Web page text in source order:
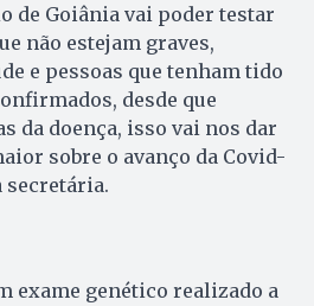
de Goiânia vai poder testar
não estejam graves,
e pessoas que tenham tido
desde que
da doença, isso vai nos dar
sobre o avanço da Covid-
secretária.
exame genético realizado a